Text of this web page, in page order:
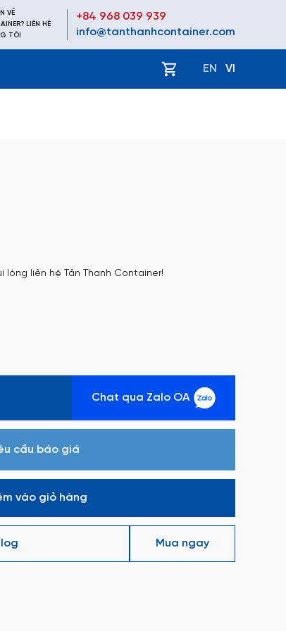
VỀ
LIÊN HỆ
TÔI
+84 968 039 939
info@tanthanhcontainer.com
EN VI
liên hệ Tân Thanh Container!
Chat qua Zalo OA
cầu báo giá
vào giỏ hàng
Mua ngay